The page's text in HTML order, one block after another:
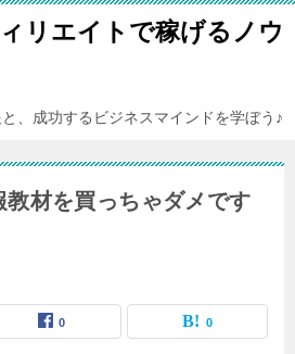
リエイトで稼げるノウ
、成功するビジネスマインドを学ぼう♪
教材を買っちゃダメです
0 0